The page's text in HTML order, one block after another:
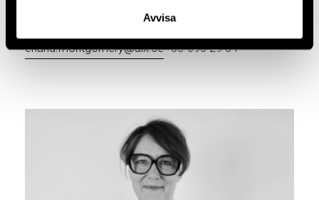
Avvisa
erland.montgomery@aix.se 08-690 29 54